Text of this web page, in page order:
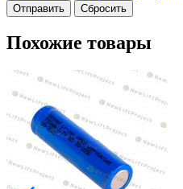
Сбросить
Похожие товары